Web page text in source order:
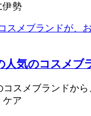
伊勢
気のコスメブ
スメブランドか
ケア